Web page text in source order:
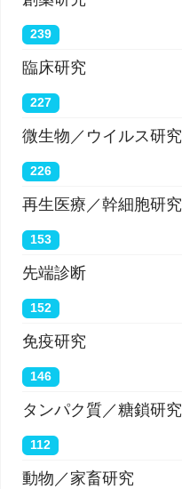
239
臨床研究
227
微生物／ウイルス研究
226
再生医療／幹細胞研究
153
先端診断
152
免疫研究
146
タンパク質／糖鎖研究
112
動物／家畜研究